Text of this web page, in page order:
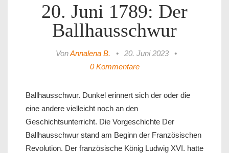
20. Juni 1789: Der
Ballhausschwur
VonAnnalena B. • 20. Juni 2023
•
0 Kommentare
Ballhausschwur. Dunkel erinnert sich der oder die
eine andere vielleicht noch an den
Geschichtsunterricht. Die Vorgeschichte Der
Ballhausschwur stand am Beginn der Französischen
Revolution. Der französische König Ludwig XVI. hatte